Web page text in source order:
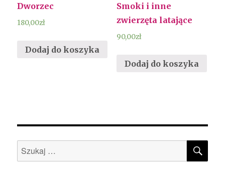
Dworzec
180,00zł
Dodaj do koszyka
Smoki i inne
zwierzęta latające
90,00zł
Dodaj do koszyka
Szukaj: